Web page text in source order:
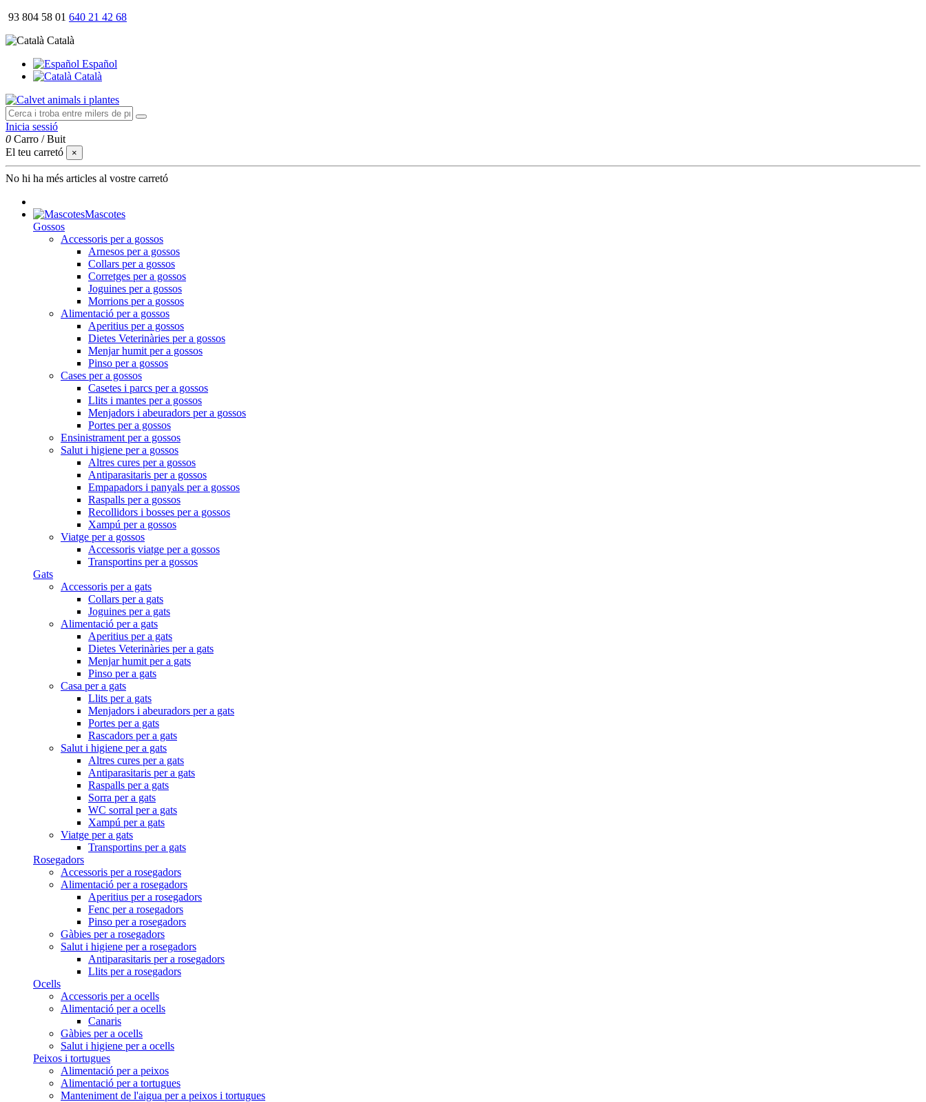
93 804 58 01 640 21 42 68
Català
Español
Català
Inicia sessió
0 Carro /Buit
El teu carretó
×
No hi ha més articles al vostre carretó
Mascotes
Gossos
Accessoris per a gossos
Arnesos per a gossos
Collars per a gossos
Corretges per a gossos
Joguines per a gossos
Morrions per a gossos
Alimentació per a gossos
Aperitius per a gossos
Dietes Veterinàries per a gossos
Menjar humit per a gossos
Pinso per a gossos
Cases per a gossos
Casetes i parcs per a gossos
Llits i mantes per a gossos
Menjadors i abeuradors per a gossos
Portes per a gossos
Ensinistrament per a gossos
Salut i higiene per a gossos
Altres cures per a gossos
Antiparasitaris per a gossos
Empapadors i panyals per a gossos
Raspalls per a gossos
Recollidors i bosses per a gossos
Xampú per a gossos
Viatge per a gossos
Accessoris viatge per a gossos
Transportins per a gossos
Gats
Accessoris per a gats
Collars per a gats
Joguines per a gats
Alimentació per a gats
Aperitius per a gats
Dietes Veterinàries per a gats
Menjar humit per a gats
Pinso per a gats
Casa per a gats
Llits per a gats
Menjadors i abeuradors per a gats
Portes per a gats
Rascadors per a gats
Salut i higiene per a gats
Altres cures per a gats
Antiparasitaris per a gats
Raspalls per a gats
Sorra per a gats
WC sorral per a gats
Xampú per a gats
Viatge per a gats
Transportins per a gats
Rosegadors
Accessoris per a rosegadors
Alimentació per a rosegadors
Aperitius per a rosegadors
Fenc per a rosegadors
Pinso per a rosegadors
Gàbies per a rosegadors
Salut i higiene per a rosegadors
Antiparasitaris per a rosegadors
Llits per a rosegadors
Ocells
Accessoris per a ocells
Alimentació per a ocells
Canaris
Gàbies per a ocells
Salut i higiene per a ocells
Peixos i tortugues
Alimentació per a peixos
Alimentació per a tortugues
Manteniment de l'aigua per a peixos i tortugues